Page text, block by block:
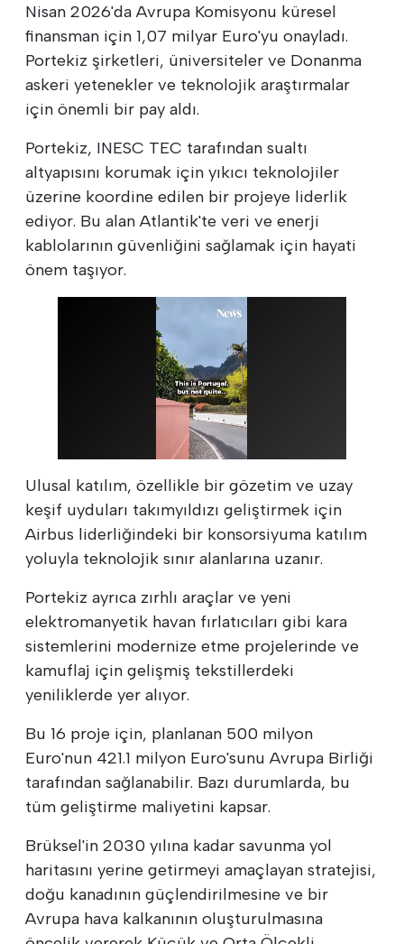
Nisan 2026'da Avrupa Komisyonu küresel
finansman için 1,07 milyar Euro'yu onayladı.
Portekiz şirketleri, üniversiteler ve Donanma
askeri yetenekler ve teknolojik araştırmalar
için önemli bir pay aldı.
Portekiz, INESC TEC tarafından sualtı
altyapısını korumak için yıkıcı teknolojiler
üzerine koordine edilen bir projeye liderlik
ediyor. Bu alan Atlantik'te veri ve enerji
kablolarının güvenliğini sağlamak için hayati
önem taşıyor.
Ulusal katılım, özellikle bir gözetim ve uzay
keşif uyduları takımyıldızı geliştirmek için
Airbus liderliğindeki bir konsorsiyuma katılım
yoluyla teknolojik sınır alanlarına uzanır.
Portekiz ayrıca zırhlı araçlar ve yeni
elektromanyetik havan fırlatıcıları gibi kara
sistemlerini modernize etme projelerinde ve
kamuflaj için gelişmiş tekstillerdeki
yeniliklerde yer alıyor.
Bu 16 proje için, planlanan 500 milyon
Euro'nun 421.1 milyon Euro'sunu Avrupa Birliği
tarafından sağlanabilir. Bazı durumlarda, bu
tüm geliştirme maliyetini kapsar.
Brüksel'in 2030 yılına kadar savunma yol
haritasını yerine getirmeyi amaçlayan stratejisi,
doğu kanadının güçlendirilmesine ve bir
Avrupa hava kalkanının oluşturulmasına